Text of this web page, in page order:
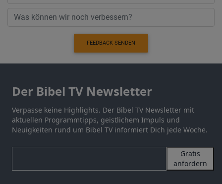
FEEDBACK SENDEN
Der Bibel TV Newsletter
Verpasse keine Highlights. Der Bibel TV Newsletter mit
aktuellen Programmtipps, geistlichem Impuls und
Neuigkeiten rund um Bibel TV informiert Dich jede Woche.
Gratis
anfordern